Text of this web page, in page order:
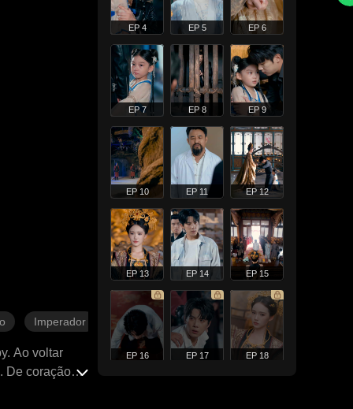
Imperador
Ao voltar
De coração
EP 4 EP 5 EP 6
EP 7 EP 8 EP 9
EP 10 EP 11 EP 12
EP 13 EP 14 EP 15
EP 16 EP 17 EP 18